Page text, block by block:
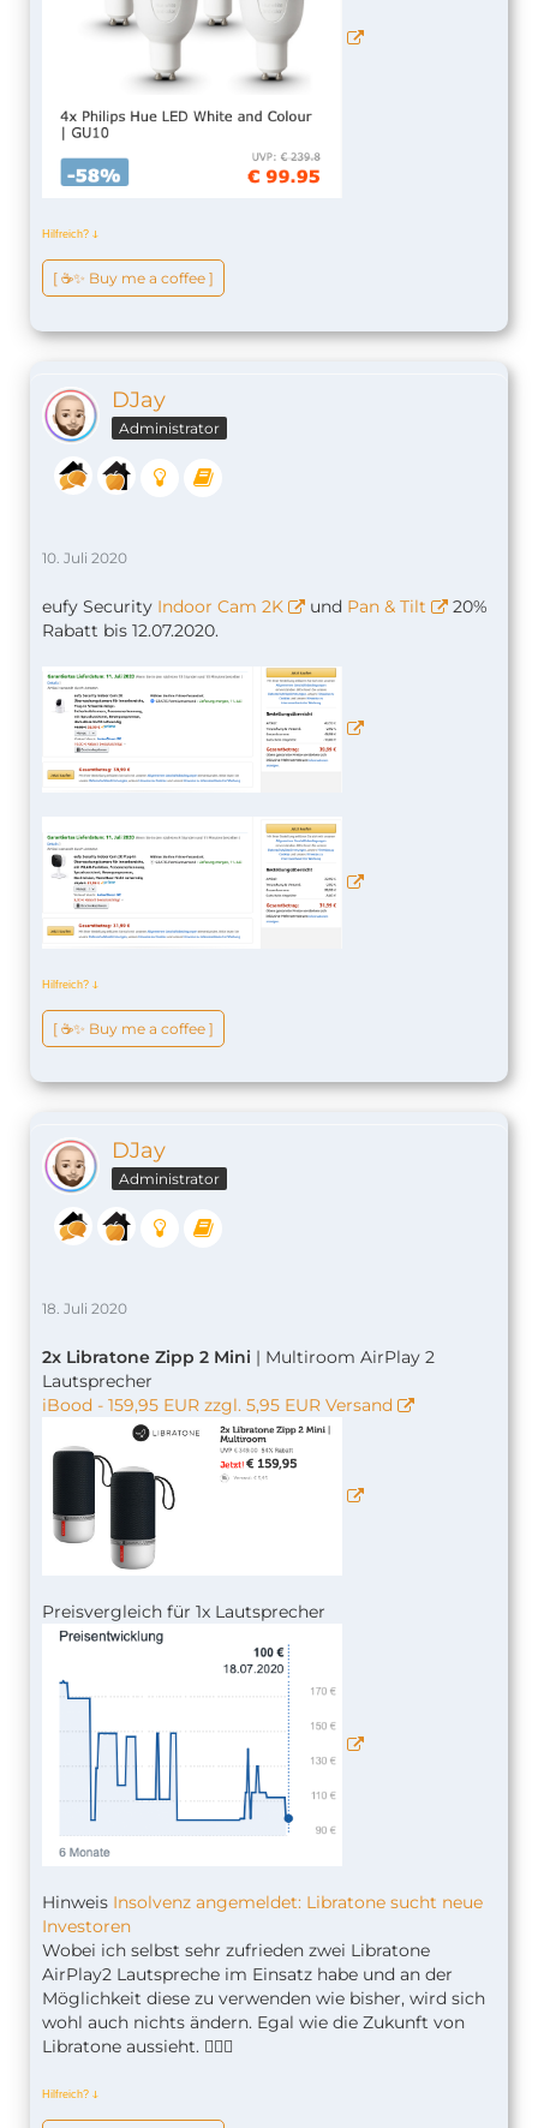
Hilfreich? ↆ
[ ☕️✨ Buy me a coffee ]
DJay
Administrator
10. Juli 2020
eufy Security Indoor Cam 2K und Pan & Tilt
20%
Rabatt bis 12.07.2020.
Hilfreich? ↆ
[ ☕️✨ Buy me a coffee ]
DJay
Administrator
18. Juli 2020
2x Libratone Zipp 2 Mini | Multiroom AirPlay 2
Lautsprecher
iBood - 159,95 EUR zzgl. 5,95 EUR Versand
Preisvergleich für 1x Lautsprecher
Hinweis Insolvenz angemeldet: Libratone sucht neue
Investoren
Wobei ich selbst sehr zufrieden zwei Libratone
AirPlay2 Lautspreche im Einsatz habe und an der
Möglichkeit diese zu verwenden wie bisher, wird sich
wohl auch nichts ändern. Egal wie die Zukunft von
Libratone aussieht. 🤷🏼‍♂️
Hilfreich? ↆ